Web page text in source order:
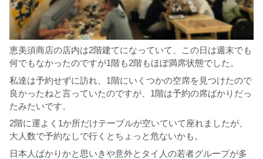
恵美須商店の店内は2階建てになっていて、この日は週末でも
何でもなかったのですが1階も2階もほぼ満席状態でした。
私達は予約せずに訪れ、1階にいくつかの空席を見つけたので
良かったねと言っていたのですが、1階は予約の席ばかりだっ
たみたいです。
2階に運よく1か所だけテーブルが空いていて座れましたが、
大人数で予約なしで行くとちょっと危ないかも。
日本人ばかりかと思いきや意外とタイ人の若者グループが多